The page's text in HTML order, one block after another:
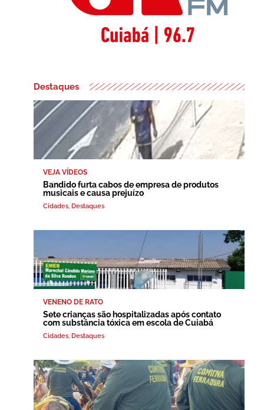
Destaques
VEJA VÍDEOS
Bandido furta cabos de empresa de produtos
musicais e causa prejuízo
Cidades, Destaques
VENENO DE RATO
Sete crianças são hospitalizadas após contato
com substância tóxica em escola de Cuiabá
Cidades, Destaques